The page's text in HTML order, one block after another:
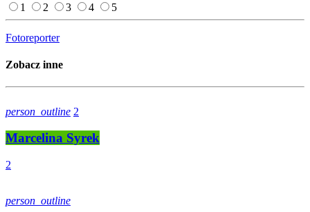
1
2 3 4 5
Fotoreporter
Zobacz inne
person_outline 2
Marcelina Syrek
2
person_outline